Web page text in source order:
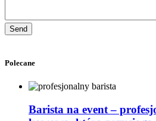
Polecane
Barista na event –